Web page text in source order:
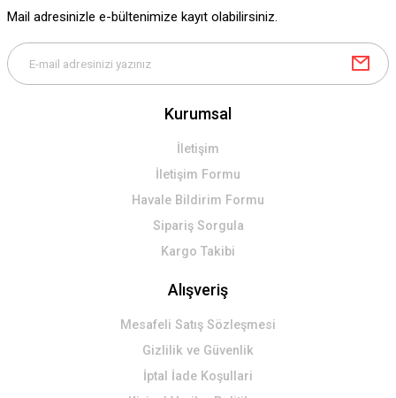
Bu ürüne benzer farklı alternatifler olmalı.
Gönder
Mail adresinizle e-bültenimize kayıt olabilirsiniz.
Kurumsal
İletişim
İletişim Formu
Havale Bildirim Formu
Sipariş Sorgula
Kargo Takibi
Alışveriş
Mesafeli Satış Sözleşmesi
Gizlilik ve Güvenlik
İptal İade Koşullari